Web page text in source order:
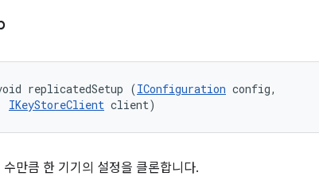
replicatedSetup (IConfiguration config,
IKeyStoreClient client)
만큼 한 기기의 설정을 클론합니다.